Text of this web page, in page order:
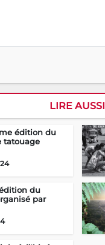
LIRE AUSSI
édition du
tatouage
du
par